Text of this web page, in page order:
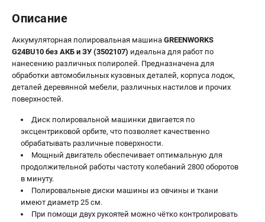
Пилы циркулярные
Пылесосы аккумуляторные
Реноваторы
Шлифмашины орбитальные
Шлифмашины угловые
АКСЕССУАРЫ
Аккумуляторные батареи
Зарядные устройства
Принадлежности для цепных пил
Принадлежности для триммеров
Описание
Аккумуляторная полировальная машина GREENWORKS
G24BU10 без АКБ и ЗУ (3502107) идеальна для работ по
нанесению различных полиролей. Предназначена для
обработки автомобильных кузовных деталей, корпуса лодок,
деталей деревянной мебели, различных настилов и прочих
поверхностей.
Диск полировальной машинки двигается по
эксцентриковой орбите, что позволяет качественно
обрабатывать различные поверхности.
Мощный двигатель обеспечивает оптимальную для
продолжительной работы частоту колебаний 2800 оборотов
в минуту.
Полировальные диски машины из овчины и ткани
имеют диаметр 25 см.
При помощи двух рукоятей можно чётко контролировать